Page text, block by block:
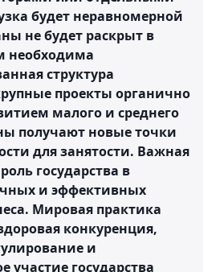
будет неравномерной
не будет раскрыт в
необходима
структура
проекты органично
малого и среднего
получают новые точки
для занятости. Важная
государства в
и эффективных
Мировая практика
конкуренция,
и
участие государства